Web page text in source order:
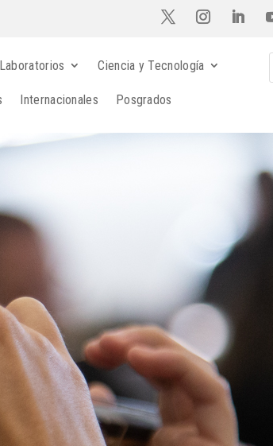
Laboratorios Ciencia y Tecnología
Internacionales Posgrados